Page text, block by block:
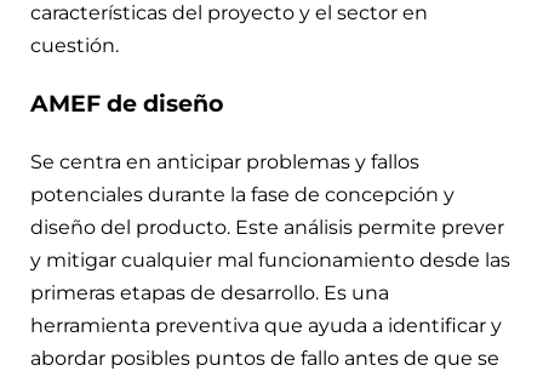
características del proyecto y el sector en
cuestión.
AMEF de diseño
Se centra en anticipar problemas y fallos
potenciales durante la fase de concepción y
diseño del producto. Este análisis permite prever
y mitigar cualquier mal funcionamiento desde las
primeras etapas de desarrollo. Es una
herramienta preventiva que ayuda a identificar y
abordar posibles puntos de fallo antes de que se